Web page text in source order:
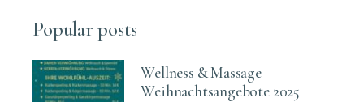
Popular posts
Wellness & Massage
Weihnachtsangebote 2025